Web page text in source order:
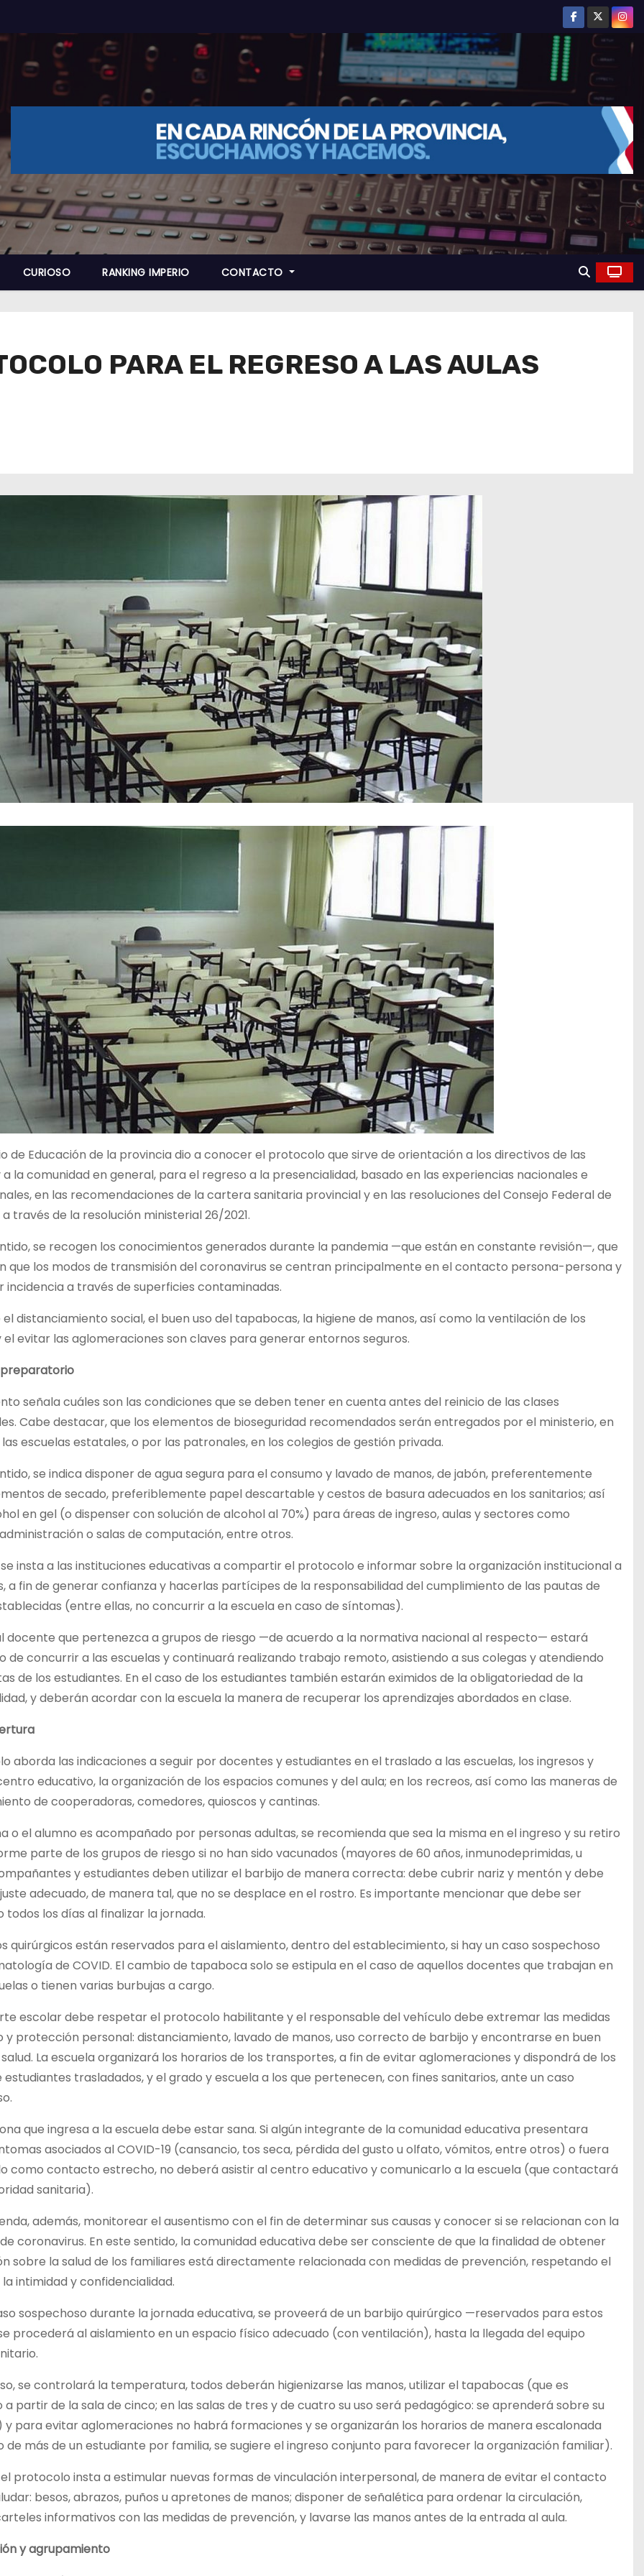
CURIOSO RANKING IMPERIO CONTACTO
PARA EL REGRESO A LAS AULAS
de Educación de la provincia dio a conocer el protocolo que sirve de orientación a los directivos de las
a la comunidad en general, para el regreso a la presencialidad, basado en las experiencias nacionales e
en las recomendaciones de la cartera sanitaria provincial y en las resoluciones del Consejo Federal de
través de la resolución ministerial 26/2021.
se recogen los conocimientos generados durante la pandemia —que están en constante revisión—, que
que los modos de transmisión del coronavirus se centran principalmente en el contacto persona-persona y
incidencia a través de superficies contaminadas.
el distanciamiento social, el buen uso del tapabocas, la higiene de manos, así como la ventilación de los
el evitar las aglomeraciones son claves para generar entornos seguros.
señala cuáles son las condiciones que se deben tener en cuenta antes del reinicio de las clases
Cabe destacar, que los elementos de bioseguridad recomendados serán entregados por el ministerio, en
escuelas estatales, o por las patronales, en los colegios de gestión privada.
se indica disponer de agua segura para el consumo y lavado de manos, de jabón, preferentemente
de secado, preferiblemente papel descartable y cestos de basura adecuados en los sanitarios; así
en gel (o dispenser con solución de alcohol al 70%) para áreas de ingreso, aulas y sectores como
o salas de computación, entre otros.
se insta a las instituciones educativas a compartir el protocolo e informar sobre la organización institucional a
a fin de generar confianza y hacerlas partícipes de la responsabilidad del cumplimiento de las pautas de
(entre ellas, no concurrir a la escuela en caso de síntomas).
docente que pertenezca a grupos de riesgo —de acuerdo a la normativa nacional al respecto— estará
de concurrir a las escuelas y continuará realizando trabajo remoto, asistiendo a sus colegas y atendiendo
de los estudiantes. En el caso de los estudiantes también estarán eximidos de la obligatoriedad de la
y deberán acordar con la escuela la manera de recuperar los aprendizajes abordados en clase.
aborda las indicaciones a seguir por docentes y estudiantes en el traslado a las escuelas, los ingresos y
educativo, la organización de los espacios comunes y del aula; en los recreos, así como las maneras de
de cooperadoras, comedores, quioscos y cantinas.
o el alumno es acompañado por personas adultas, se recomienda que sea la misma en el ingreso y su retiro
parte de los grupos de riesgo si no han sido vacunados (mayores de 60 años, inmunodeprimidas, u
y estudiantes deben utilizar el barbijo de manera correcta: debe cubrir nariz y mentón y debe
adecuado, de manera tal, que no se desplace en el rostro. Es importante mencionar que debe ser
todos los días al finalizar la jornada.
quirúrgicos están reservados para el aislamiento, dentro del establecimiento, si hay un caso sospechoso
de COVID. El cambio de tapaboca solo se estipula en el caso de aquellos docentes que trabajan en
o tienen varias burbujas a cargo.
escolar debe respetar el protocolo habilitante y el responsable del vehículo debe extremar las medidas
y protección personal: distanciamiento, lavado de manos, uso correcto de barbijo y encontrarse en buen
La escuela organizará los horarios de los transportes, a fin de evitar aglomeraciones y dispondrá de los
estudiantes trasladados, y el grado y escuela a los que pertenecen, con fines sanitarios, ante un caso
que ingresa a la escuela debe estar sana. Si algún integrante de la comunidad educativa presentara
asociados al COVID-19 (cansancio, tos seca, pérdida del gusto u olfato, vómitos, entre otros) o fuera
como contacto estrecho, no deberá asistir al centro educativo y comunicarlo a la escuela (que contactará
sanitaria).
además, monitorear el ausentismo con el fin de determinar sus causas y conocer si se relacionan con la
coronavirus. En este sentido, la comunidad educativa debe ser consciente de que la finalidad de obtener
sobre la salud de los familiares está directamente relacionada con medidas de prevención, respetando el
intimidad y confidencialidad.
sospechoso durante la jornada educativa, se proveerá de un barbijo quirúrgico —reservados para estos
procederá al aislamiento en un espacio físico adecuado (con ventilación), hasta la llegada del equipo
se controlará la temperatura, todos deberán higienizarse las manos, utilizar el tapabocas (que es
partir de la sala de cinco; en las salas de tres y de cuatro su uso será pedagógico: se aprenderá sobre su
y para evitar aglomeraciones no habrá formaciones y se organizarán los horarios de manera escalonada
de más de un estudiante por familia, se sugiere el ingreso conjunto para favorecer la organización familiar).
el protocolo insta a estimular nuevas formas de vinculación interpersonal, de manera de evitar el contacto
besos, abrazos, puños u apretones de manos; disponer de señalética para ordenar la circulación,
informativos con las medidas de prevención, y lavarse las manos antes de la entrada al aula.
y agrupamiento